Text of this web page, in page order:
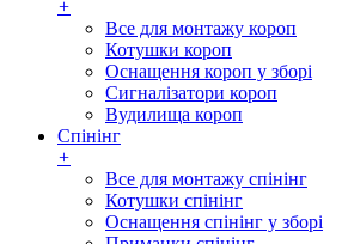
+
Все для монтажу короп
Котушки короп
Оснащення короп у зборі
Сигналізатори короп
Вудилища короп
Спінінг
+
Все для монтажу спінінг
Котушки спінінг
Оснащення спінінг у зборі